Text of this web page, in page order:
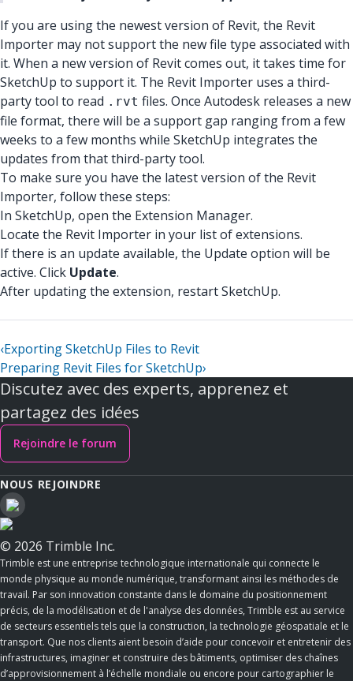
If you are using the newest version of Revit, the Revit
Importer may not support the new file type associated with
it. When a new version of Revit comes out, it takes time for
SketchUp to support it. The Revit Importer uses a third-
party tool to read .rvt files. Once Autodesk releases a new
file format, there will be a support gap ranging from a few
weeks to a few months while SketchUp integrates the
updates from that third-party tool.
To make sure you have the latest version of the Revit
Importer, follow these steps:
In SketchUp, open the Extension Manager.
Locate the Revit Importer in your list of extensions.
If there is an update available, the Update option will be
active. Click Update.
After updating the extension, restart SketchUp.
‹Exporting SketchUp Files to Revit
Preparing Revit Files for SketchUp›
Discutez avec des experts, apprenez et
partagez des idées
Rejoindre le forum
NOUS REJOINDRE
© 2026 Trimble Inc.
Trimble est une entreprise technologique internationale qui connecte le
monde physique au monde numérique, transformant ainsi les méthodes de
travail. Par son innovation constante dans le domaine du positionnement
précis, de la modélisation et de l'analyse des données, Trimble est au service
de secteurs essentiels tels que la construction, la technologie géospatiale et le
transport. Que nos clients aient besoin d’aide pour concevoir et entretenir des
infrastructures, imaginer et construire des bâtiments, optimiser des chaînes
d’approvisionnement à l’échelle mondiale ou encore pour cartographier le